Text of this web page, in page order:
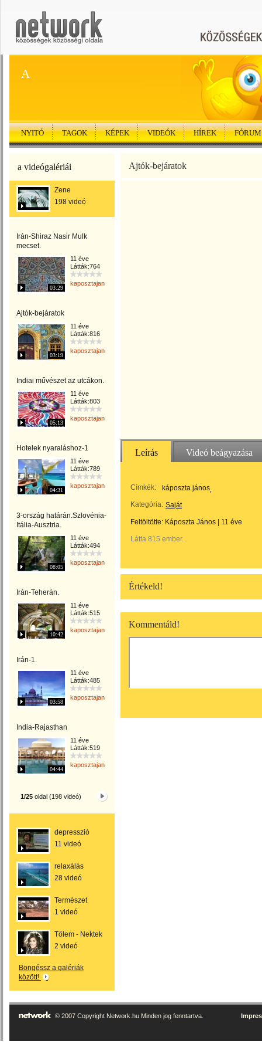
A
NYITÓ TAGOK KÉPEK VIDEÓK HÍREK FÓRUM
a videógalériái
Zene
198 videó
Irán-Shiraz Nasir Mulk
mecset.
03:29
11 éve
Látták:764
kaposztajanos
Ajtók-bejáratok
03:19
11 éve
Látták:816
kaposztajanos
Indiai művészet az utcákon.
05:13
11 éve
Látták:803
kaposztajanos
Hotelek nyaraláshoz-1
04:31
11 éve
Látták:789
kaposztajanos
3-ország határán.Szlovénia-
Itália-Ausztria.
08:05
11 éve
Látták:494
kaposztajanos
Irán-Teherán.
10:42
11 éve
Látták:515
kaposztajanos
Irán-1.
03:58
11 éve
Látták:485
kaposztajanos
India-Rajasthan
04:44
11 éve
Látták:519
kaposztajanos
1/25 oldal (198 videó)
depresszió
11 videó
relaxálás
28 videó
Természet
1 videó
Tőlem - Nektek
2 videó
Böngéssz a galériák
között!
Ajtók-bejáratok
Leírás Videó beágyazása
Címkék:
káposzta jános
Kategória: Saját
Feltöltötte: Káposzta János 11 éve
Látta 815 ember.
Értékeld!
Kommentáld!
© 2007 Copyright Network.hu Minden jog fenntartva.